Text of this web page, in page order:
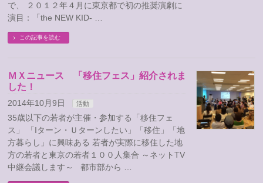
で、 ２０１２年４月に東京都で初の推奨演劇に
演目：「the NEW KID- …
この記事を読む
ＭＸニュース 「移住フェス」紹介されま
した！
2014年10月9日 活動
35歳以下の若者が主催・参加する「移住フェ
ス」 「Iターン・Ｕターンしたい」「移住」「地
方暮らし」に興味ある 若者が実際に移住した地
方の若者と東京の若者１００人集合 ～ネットTV
中継会議します～ 都市部から …